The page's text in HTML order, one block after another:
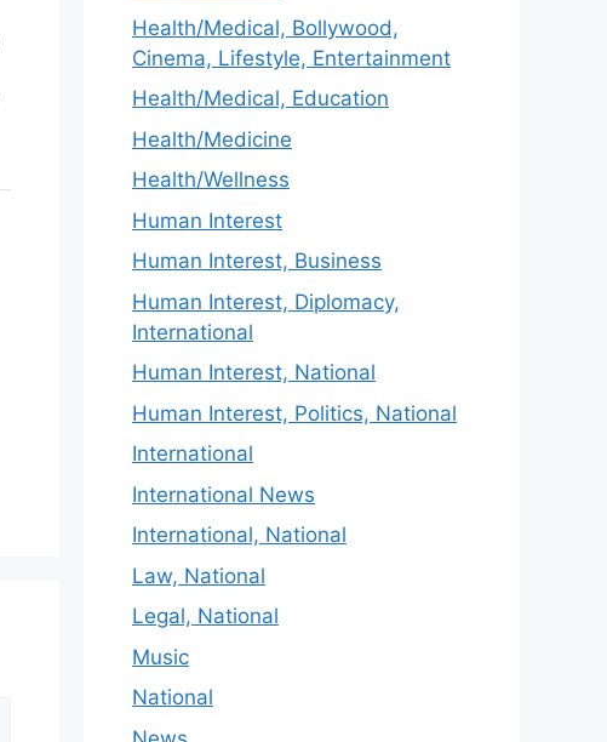
Health/Medical, Bollywood,
Cinema, Lifestyle, Entertainment
Health/Medical, Education
Health/Medicine
Health/Wellness
Human Interest
Human Interest, Business
Human Interest, Diplomacy,
International
Human Interest, National
Human Interest, Politics, National
International
International News
International, National
Law, National
Legal, National
Music
National